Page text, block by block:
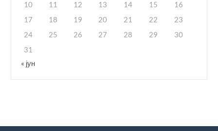
10
11 12 13 14 15
16
17
18 19 20 21 22
23
24
25 26 27 28 29
30
31
« јун